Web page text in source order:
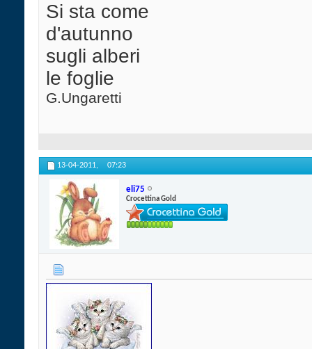
Si sta come
d'autunno
sugli alberi
le foglie
G.Ungaretti
13-04-2011, 07:23
eli75
Crocettina Gold